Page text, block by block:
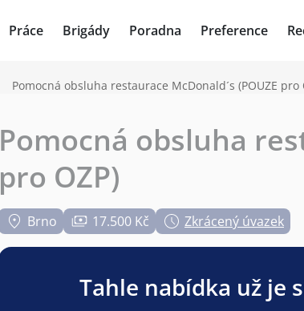
Práce Brigády Poradna Preference
Pomocná obsluha restaurace McDonald´s (POUZE pro
Pomocná obsluha
pro OZP)
Brno 17.500 Kč Zkrácený úvazek
Tahle nabídka už je